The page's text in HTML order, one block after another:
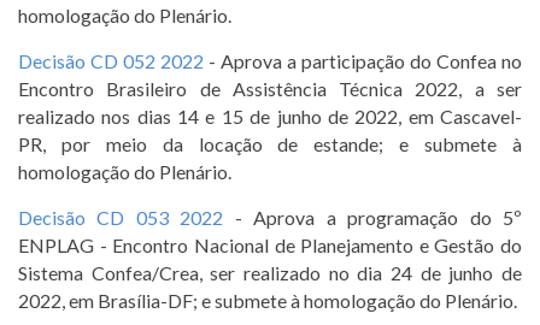
homologação do Plenário.
Decisão CD 052 2022 - Aprova a participação do Confea no
Encontro Brasileiro de Assistência Técnica 2022, a ser
realizado nos dias 14 e 15 de junho de 2022, em Cascavel-
PR, por meio da locação de estande; e submete à
homologação do Plenário.
Decisão CD 053 2022 - Aprova a programação do 5º
ENPLAG - Encontro Nacional de Planejamento e Gestão do
Sistema Confea/Crea, ser realizado no dia 24 de junho de
2022, em Brasília-DF; e submete à homologação do Plenário.